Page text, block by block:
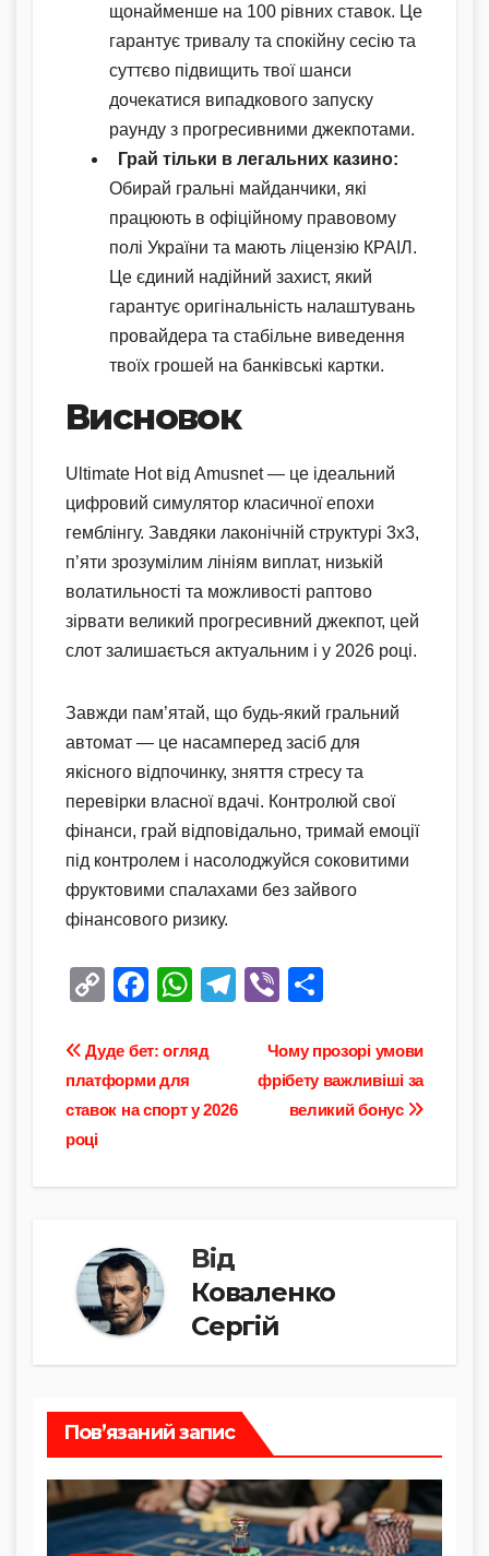
щонайменше на 100 рівних ставок. Це
гарантує тривалу та спокійну сесію та
суттєво підвищить твої шанси
дочекатися випадкового запуску
раунду з прогресивними джекпотами.
Грай тільки в легальних казино:
Обирай гральні майданчики, які
працюють в офіційному правовому
полі України та мають ліцензію КРАІЛ.
Це єдиний надійний захист, який
гарантує оригінальність налаштувань
провайдера та стабільне виведення
твоїх грошей на банківські картки.
Висновок
Ultimate Hot від Amusnet — це ідеальний
цифровий симулятор класичної епохи
гемблінгу. Завдяки лаконічній структурі 3х3,
п’яти зрозумілим лініям виплат, низькій
волатильності та можливості раптово
зірвати великий прогресивний джекпот, цей
слот залишається актуальним і у 2026 році.
Завжди пам’ятай, що будь-який гральний
автомат — це насамперед засіб для
якісного відпочинку, зняття стресу та
перевірки власної вдачі. Контролюй свої
фінанси, грай відповідально, тримай емоції
під контролем і насолоджуйся соковитими
фруктовими спалахами без зайвого
фінансового ризику.
C
p
y
Li
k
F
c
e
b
o
W
at
A
p
T
gr
a
Vi
er ді
л
и
и
Навігація
записів
Чому прозорі умови
фрібету важливіші за
великий бонус
Дуде бет: огляд
платформи для
ставок на спорт у 2026
році
Від
Коваленко
Сергій
Пов’язаний запис